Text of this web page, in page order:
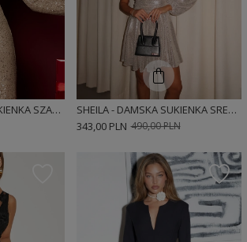
SHEILA - DAMSKA SUKIENKA SZAMPAŃSKA KOPERTOWA Z ODKRYTĄ NOGĄ W CEKINY MAXI 'SCARLETT'
SHEILA - DAMSKA SUKIENKA SREBRNA CEKINOWA Z ODKRYTĄ RĘKĄ MINI 'SHANTI'
490,00 PLN
343,00 PLN